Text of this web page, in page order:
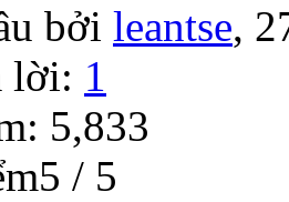
bởi leantse,
lời: 1
5,833
/ 5